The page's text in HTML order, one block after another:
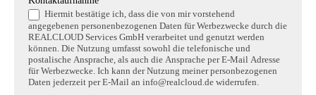
Hiermit bestätige ich, dass die von mir vorstehend
angegebenen personenbezogenen Daten für Werbezwecke durch die
REALCLOUD Services GmbH verarbeitet und genutzt werden
können. Die Nutzung umfasst sowohl die telefonische und
postalische Ansprache, als auch die Ansprache per E-Mail Adresse
für Werbezwecke. Ich kann der Nutzung meiner personbezogenen
Daten jederzeit per E-Mail an info@realcloud.de widerrufen.